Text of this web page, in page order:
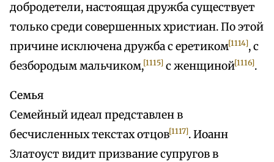
добродетели, настоящая дружба существует
только среди совершенных христиан. По этой
причине исключена дружба с еретиком[1114], с
безбородым мальчиком,[1115] с женщиной[1116].
Семья
Семейный идеал представлен в
бесчисленных текстах отцов[1117]. Иоанн
Златоуст видит призвание супругов в